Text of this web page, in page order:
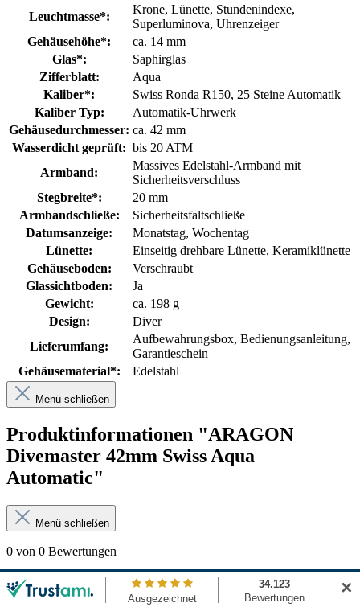
Leuchtmasse*:
Krone, Lünette, Stundenindexe,
Superluminova, Uhrenzeiger
Gehäusehöhe*:
ca. 14 mm
Glas*:
Saphirglas
Zifferblatt:
Aqua
Kaliber*:
Swiss Ronda R150, 25 Steine Automatik
Kaliber Typ:
Automatik-Uhrwerk
Gehäusedurchmesser: ca. 42 mm
Wasserdicht geprüft: bis 20 ATM
Armband:
Massives Edelstahl-Armband mit
Sicherheitsverschluss
Stegbreite*:
20 mm
Armbandschließe:
Sicherheitsfaltschließe
Datumsanzeige:
Monatstag, Wochentag
Lünette:
Einseitig drehbare Lünette, Keramiklünette
Gehäuseboden:
Verschraubt
Glassichtboden:
Ja
Gewicht:
ca. 198 g
Design:
Diver
Lieferumfang:
Aufbewahrungsbox, Bedienungsanleitung,
Garantieschein
Gehäusematerial*:
Edelstahl
Menü schließen
Produktinformationen "ARAGON
Divemaster 42mm Swiss Aqua
Automatic"
Menü schließen
0 von 0 Bewertungen
✕